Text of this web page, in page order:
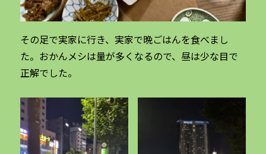
その足で実家に行き、実家で晩ごはんを食べまし
た。おかんメシは量が多くなるので、昼は少な目で
正解でした。